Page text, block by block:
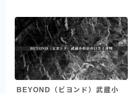
BEYOND（ビヨンド）武蔵小